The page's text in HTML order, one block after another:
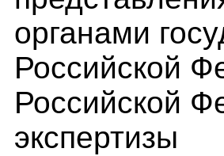
органами
Российской
Российской
экспертизы